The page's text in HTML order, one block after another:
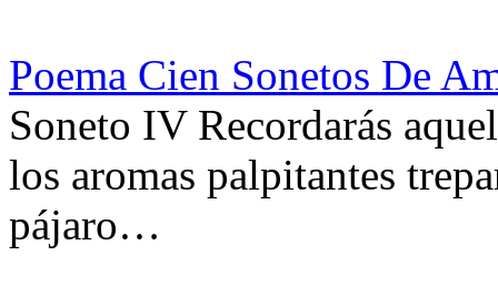
Poema Cien Sonetos De
Soneto IV Recordarás
los aromas palpitantes
pájaro…